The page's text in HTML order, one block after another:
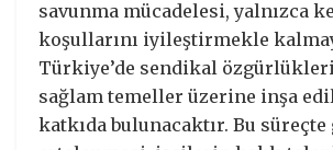
savunma mücadelesi, yalnızca
koşullarını iyileştirmekle
Türkiye’de sendikal
sağlam temeller üzerine inşa
katkıda bulunacaktır. Bu